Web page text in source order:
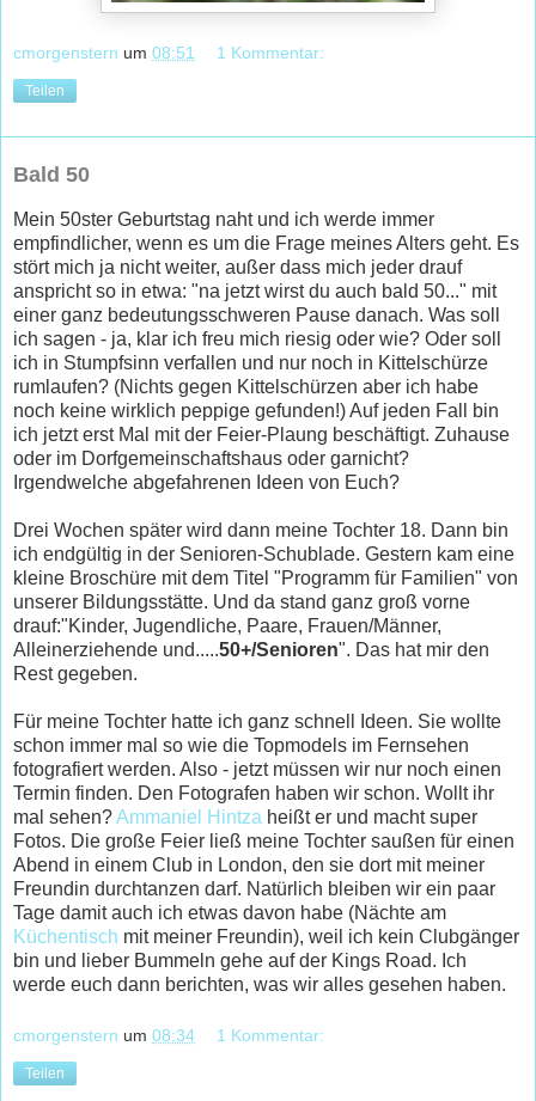
cmorgenstern um 08:51 1 Kommentar:
Teilen
Bald 50
Mein 50ster Geburtstag naht und ich werde immer
empfindlicher, wenn es um die Frage meines Alters geht. Es
stört mich ja nicht weiter, außer dass mich jeder drauf
anspricht so in etwa: "na jetzt wirst du auch bald 50..." mit
einer ganz bedeutungsschweren Pause danach. Was soll
ich sagen - ja, klar ich freu mich riesig oder wie? Oder soll
ich in Stumpfsinn verfallen und nur noch in Kittelschürze
rumlaufen? (Nichts gegen Kittelschürzen aber ich habe
noch keine wirklich peppige gefunden!) Auf jeden Fall bin
ich jetzt erst Mal mit der Feier-Plaung beschäftigt. Zuhause
oder im Dorfgemeinschaftshaus oder garnicht?
Irgendwelche abgefahrenen Ideen von Euch?
Drei Wochen später wird dann meine Tochter 18. Dann bin
ich endgültig in der Senioren-Schublade. Gestern kam eine
kleine Broschüre mit dem Titel "Programm für Familien" von
unserer Bildungsstätte. Und da stand ganz groß vorne
drauf:"Kinder, Jugendliche, Paare, Frauen/Männer,
Alleinerziehende und.....50+/Senioren". Das hat mir den
Rest gegeben.
Für meine Tochter hatte ich ganz schnell Ideen. Sie wollte
schon immer mal so wie die Topmodels im Fernsehen
fotografiert werden. Also - jetzt müssen wir nur noch einen
Termin finden. Den Fotografen haben wir schon. Wollt ihr
mal sehen?Ammaniel Hintza heißt er und macht super
Fotos. Die große Feier ließ meine Tochter saußen für einen
Abend in einem Club in London, den sie dort mit meiner
Freundin durchtanzen darf. Natürlich bleiben wir ein paar
Tage damit auch ich etwas davon habe (Nächte am
Küchentisch mit meiner Freundin), weil ich kein Clubgänger
bin und lieber Bummeln gehe auf der Kings Road. Ich
werde euch dann berichten, was wir alles gesehen haben.
cmorgenstern um 08:34 1 Kommentar:
Teilen